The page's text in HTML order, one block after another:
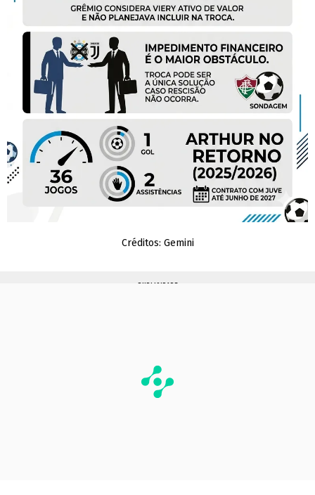
Créditos: Gemini
PUBLICIDADE